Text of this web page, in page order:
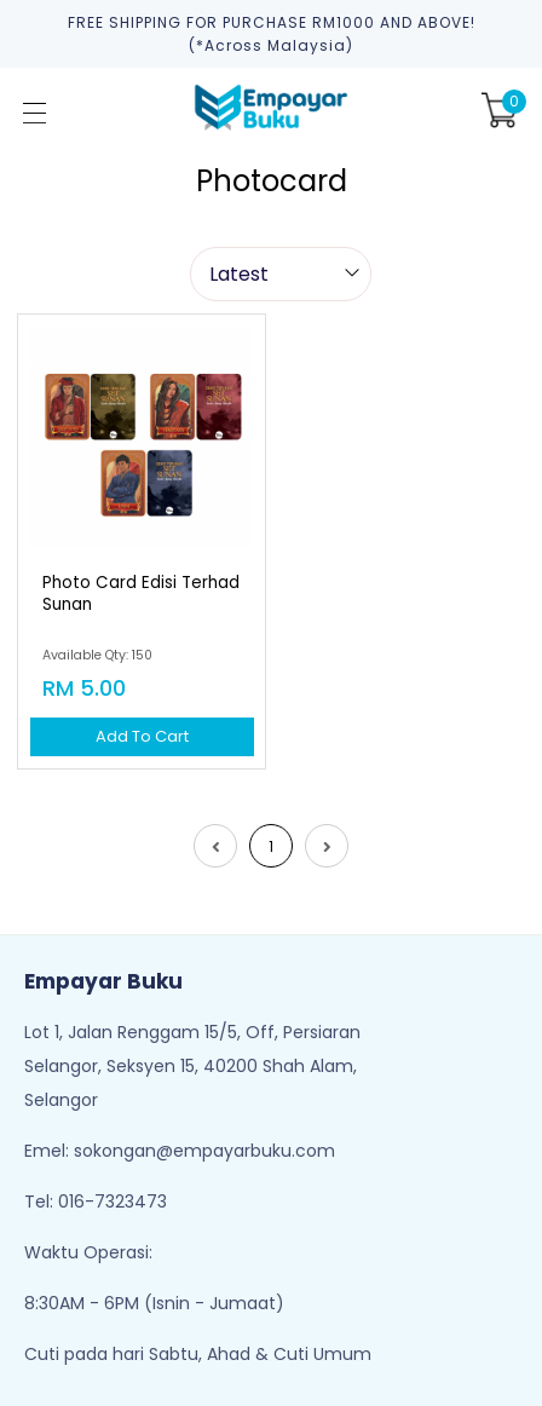
FREE SHIPPING FOR PURCHASE RM1000 AND ABOVE!
(*across Malaysia)
0
Photocard
Photo Card Edisi Terhad
Sunan
Available Qty: 150
RM 5.00
Add To Cart
1
Empayar Buku
Lot 1, Jalan Renggam 15/5, Off, Persiaran
Selangor, Seksyen 15, 40200 Shah Alam,
Selangor
Emel: sokongan@empayarbuku.com
Tel: 016-7323473
Waktu Operasi:
8:30AM - 6PM (Isnin - Jumaat)
Cuti pada hari Sabtu, Ahad & Cuti Umum